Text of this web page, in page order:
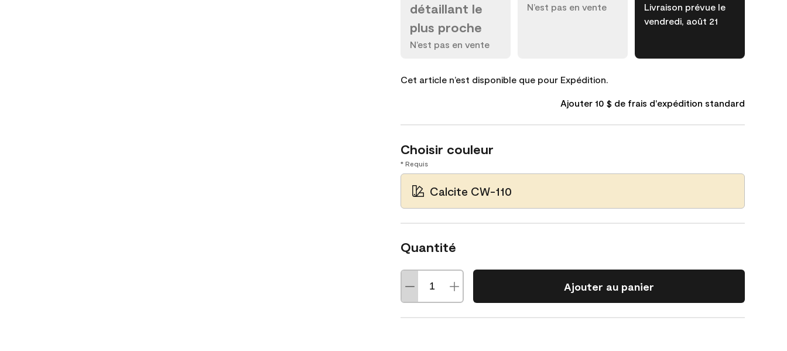
détaillant le
plus proche
N’est pas en vente
N’est pas en vente
Livraison prévue le
vendredi, août 21
Cet article n’est disponible que pour Expédition.
Ajouter 10 $ de frais d'expédition standard
Choisir couleur
* Requis
Calcite CW-110
Quantité
Ajouter au panier